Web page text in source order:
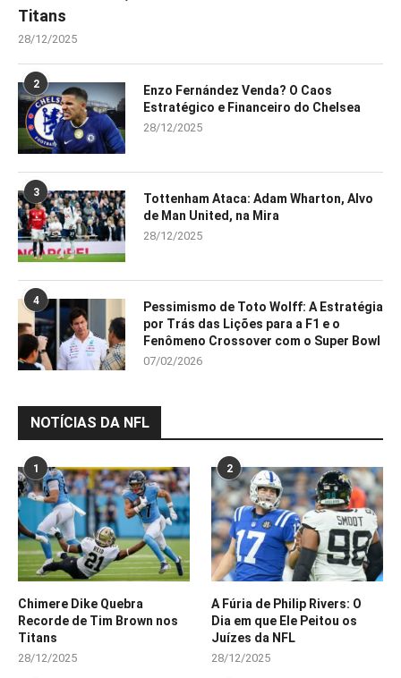
Titans
28/12/2025
2
Enzo Fernández Venda? O Caos
Estratégico e Financeiro do Chelsea
28/12/2025
3
Tottenham Ataca: Adam Wharton, Alvo
de Man United, na Mira
28/12/2025
4
Pessimismo de Toto Wolff: A Estratégia
por Trás das Lições para a F1 e o
Fenômeno Crossover com o Super Bowl
07/02/2026
NOTÍCIAS DA NFL
1
Chimere Dike Quebra
Recorde de Tim Brown nos
Titans
28/12/2025
2
A Fúria de Philip Rivers: O
Dia em que Ele Peitou os
Juízes da NFL
28/12/2025